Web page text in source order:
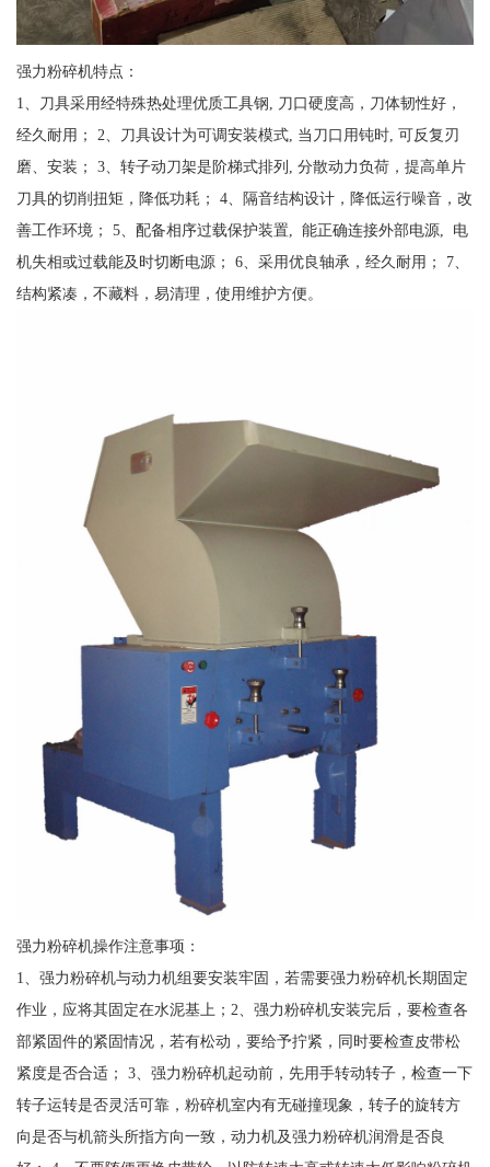
强力粉碎机特点：
1、刀具采用经特殊热处理优质工具钢, 刀口硬度高，刀体韧性好，
经久耐用； 2、刀具设计为可调安装模式, 当刀口用钝时, 可反复刃
磨、安装； 3、转子动刀架是阶梯式排列, 分散动力负荷，提高单片
刀具的切削扭矩，降低功耗； 4、隔音结构设计，降低运行噪音，改
善工作环境； 5、配备相序过载保护装置, 能正确连接外部电源, 电
机失相或过载能及时切断电源； 6、采用优良轴承，经久耐用； 7、
结构紧凑，不藏料，易清理，使用维护方便。
强力粉碎机操作注意事项：
1、强力粉碎机与动力机组要安装牢固，若需要强力粉碎机长期固定
作业，应将其固定在水泥基上；2、强力粉碎机安装完后，要检查各
部紧固件的紧固情况，若有松动，要给予拧紧，同时要检查皮带松
紧度是否合适； 3、强力粉碎机起动前，先用手转动转子，检查一下
转子运转是否灵活可靠，粉碎机室内有无碰撞现象，转子的旋转方
向是否与机箭头所指方向一致，动力机及强力粉碎机润滑是否良